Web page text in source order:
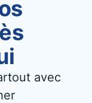
avec